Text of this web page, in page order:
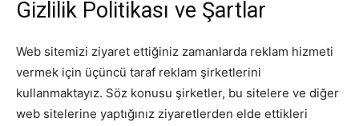
Gizlilik Politikası ve Şartlar
Web sitemizi ziyaret ettiğiniz zamanlarda reklam hizmeti
vermek için üçüncü taraf reklam şirketlerini
kullanmaktayız. Söz konusu şirketler, bu sitelere ve diğer
web sitelerine yaptığınız ziyaretlerden elde ettikleri